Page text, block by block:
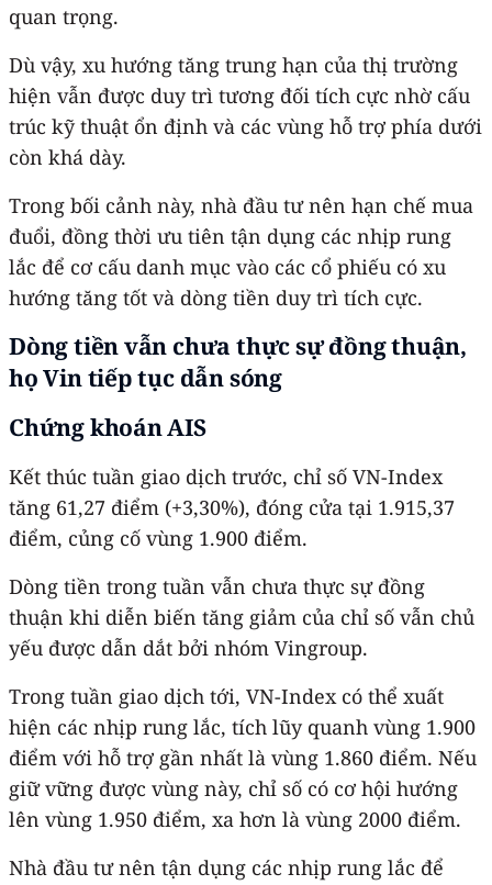
quan trọng.
Dù vậy, xu hướng tăng trung hạn của thị trường
hiện vẫn được duy trì tương đối tích cực nhờ cấu
trúc kỹ thuật ổn định và các vùng hỗ trợ phía dưới
còn khá dày.
Trong bối cảnh này, nhà đầu tư nên hạn chế mua
đuổi, đồng thời ưu tiên tận dụng các nhịp rung
lắc để cơ cấu danh mục vào các cổ phiếu có xu
hướng tăng tốt và dòng tiền duy trì tích cực.
Dòng tiền vẫn chưa thực sự đồng thuận,
họ Vin tiếp tục dẫn sóng
Chứng khoán AIS
Kết thúc tuần giao dịch trước, chỉ số VN-Index
tăng 61,27 điểm (+3,30%), đóng cửa tại 1.915,37
điểm, củng cố vùng 1.900 điểm.
Dòng tiền trong tuần vẫn chưa thực sự đồng
thuận khi diễn biến tăng giảm của chỉ số vẫn chủ
yếu được dẫn dắt bởi nhóm Vingroup.
Trong tuần giao dịch tới, VN-Index có thể xuất
hiện các nhịp rung lắc, tích lũy quanh vùng 1.900
điểm với hỗ trợ gần nhất là vùng 1.860 điểm. Nếu
giữ vững được vùng này, chỉ số có cơ hội hướng
lên vùng 1.950 điểm, xa hơn là vùng 2000 điểm.
Nhà đầu tư nên tận dụng các nhịp rung lắc để